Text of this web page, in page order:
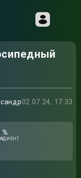
02.07.24, 17:33
%